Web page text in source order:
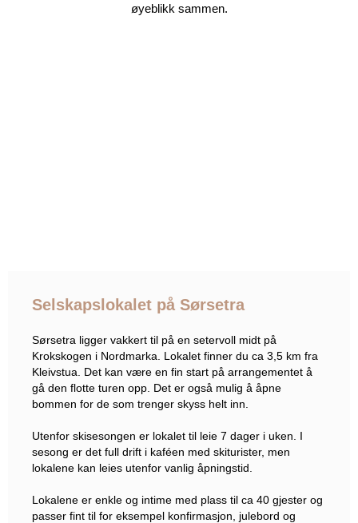
øyeblikk sammen.
Selskapslokalet på Sørsetra
Sørsetra ligger vakkert til på en setervoll midt på
Krokskogen i Nordmarka. Lokalet finner du ca 3,5 km fra
Kleivstua. Det kan være en fin start på arrangementet å
gå den flotte turen opp. Det er også mulig å åpne
bommen for de som trenger skyss helt inn.
Utenfor skisesongen er lokalet til leie 7 dager i uken. I
sesong er det full drift i kaféen med skiturister, men
lokalene kan leies utenfor vanlig åpningstid.
Lokalene er enkle og intime med plass til ca 40 gjester og
passer fint til for eksempel konfirmasjon, julebord og